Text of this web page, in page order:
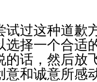
试过这种道歉
选择一个合适
的话，然后放
意和诚意所感